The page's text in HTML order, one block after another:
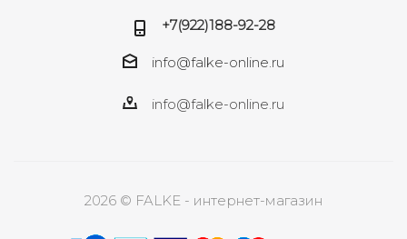
+7(922)188-92-28
info@falke-online.ru
info@falke-online.ru
2026 © FALKE - интернет-магазин